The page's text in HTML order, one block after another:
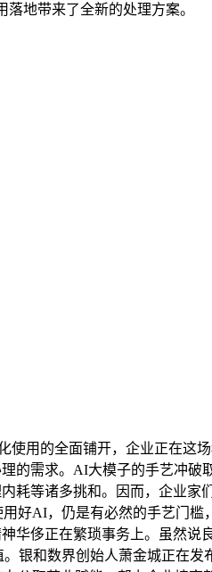
地带来了全新的处理方案。
使用的全面铺开，企业正在这
的需求。AI大模子的手艺冲破
耗等诸多挑和。因而，企业家
好AI，仍是有必然的手艺门槛
华侈正在繁琐事务上。虽然说
银和数界创始人萧金城正在发